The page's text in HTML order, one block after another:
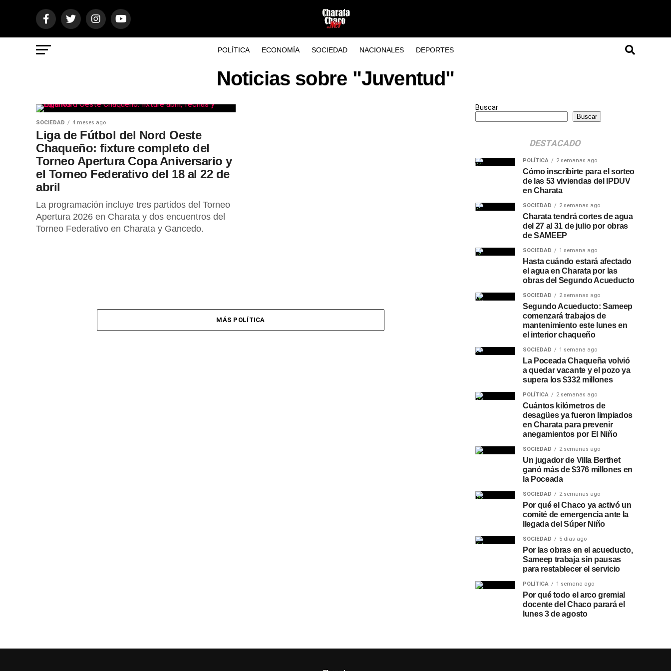
POLÍTICA ECONOMÍA SOCIEDAD NACIONALES DEPORTES
Noticias sobre "Juventud"
SOCIEDAD 4 meses ago
Liga de Fútbol del Nord Oeste
Chaqueño: fixture completo del
Torneo Apertura Copa Aniversario y
el Torneo Federativo del 18 al 22 de
abril
La programación incluye tres partidos del Torneo
Apertura 2026 en Charata y dos encuentros del
Torneo Federativo en Charata y Gancedo.
MÁS POLÍTICA
Buscar
Buscar
DESTACADO
POLÍTICA 2 semanas ago
Cómo inscribirte para el sorteo
de las 53 viviendas del IPDUV
en Charata
SOCIEDAD 2 semanas ago
Charata tendrá cortes de agua
del 27 al 31 de julio por obras
de SAMEEP
SOCIEDAD 1 semana ago
Hasta cuándo estará afectado
el agua en Charata por las
obras del Segundo Acueducto
SOCIEDAD 2 semanas ago
Segundo Acueducto: Sameep
comenzará trabajos de
mantenimiento este lunes en
el interior chaqueño
SOCIEDAD 1 semana ago
La Poceada Chaqueña volvió
a quedar vacante y el pozo ya
supera los $332 millones
POLÍTICA 2 semanas ago
Cuántos kilómetros de
desagües ya fueron limpiados
en Charata para prevenir
anegamientos por El Niño
SOCIEDAD 2 semanas ago
Un jugador de Villa Berthet
ganó más de $376 millones en
la Poceada
SOCIEDAD 2 semanas ago
Por qué el Chaco ya activó un
comité de emergencia ante la
llegada del Súper Niño
SOCIEDAD 5 días ago
Por las obras en el acueducto,
Sameep trabaja sin pausas
para restablecer el servicio
POLÍTICA 1 semana ago
Por qué todo el arco gremial
docente del Chaco parará el
lunes 3 de agosto